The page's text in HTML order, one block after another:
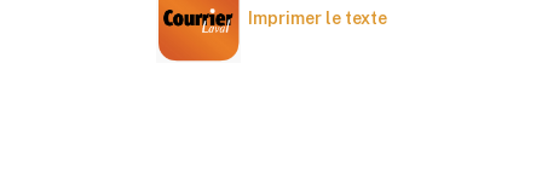
Imprimer le texte